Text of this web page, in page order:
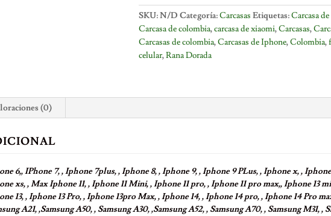
SKU:N/D Categoría:Carcasas Etiquetas:Carcasa
Carcasa de colombia,carcasa de xiaomi,Carcasas,
Carcasas de colombia,Carcasas de Iphone,Colombia,
celular,Rana Dorada
(0)
6,, IPhone 7, , Iphone 7plus, , Iphone 8, , Iphone 9, , Iphone 9 PLus, , Iphone x, ,
xs, , Max Iphone 11, , Iphone 11 Mini, , Iphone 11 pro, , Iphone 11 pro max,, Iphone 13
13, , Iphone 13 Pro, , Iphone 13pro Max, , Iphone 14, , Iphone 14 pro, , Iphone 14 Pro
A21, ,Samsung A50, , Samsung A30, ,Samsung A52, , Samsung A70, , Samsung M31, ,